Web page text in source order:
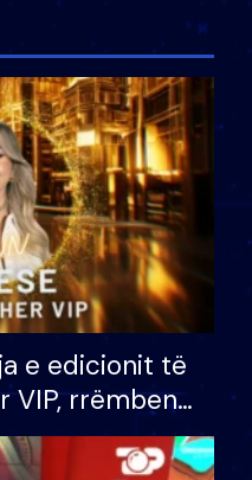
e edicionit të
VIP, rrëmben
100 mijë eurosh